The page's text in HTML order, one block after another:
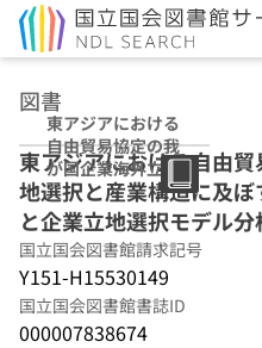
図書
東アジアにおける
自由貿易協定の我
が国企業海外立地
選択と産業構造に
及ぼす経済効果 :
GTAPモデルと企
業立地選択モデル
分析
東アジアにおける自由
地選択と産業構造に及
と企業立地選択モデル分
国立国会図書館請求記号
Y151-H15530149
国立国会図書館書誌ID
000007838674